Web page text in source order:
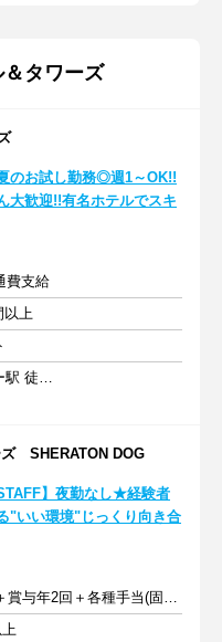
タワーズ
のお試し勤務◎週1～OK!!
大歓迎!!有名ホテルでスキ
費支給
以上
アイランドセンター駅 徒歩1分
ズ SHERATON DOG
】夜勤なし★経験者
"いい環境"じっくり向き合
月給22万～27万円＋賞与年2回＋各種手当(固定残業12時間分含む)